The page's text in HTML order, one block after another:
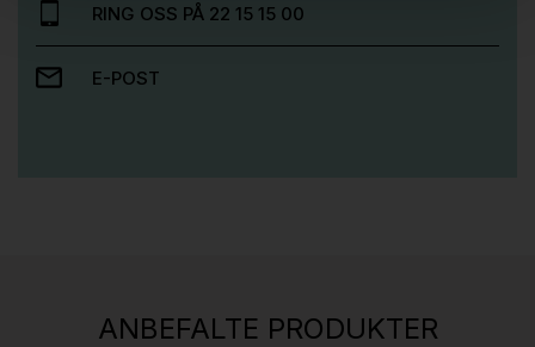
RING OSS PÅ 22 15 15 00
E-POST
ANBEFALTE PRODUKTER
H05 5600 Swingback-armlene Mørk